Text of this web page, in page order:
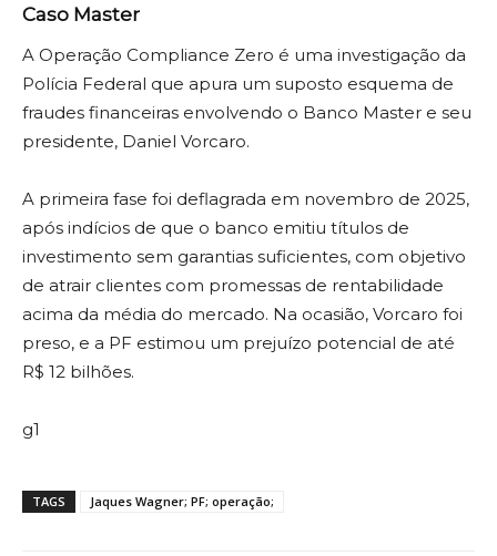
Caso Master
A Operação Compliance Zero é uma investigação da
Polícia Federal que apura um suposto esquema de
fraudes financeiras envolvendo o Banco Master e seu
presidente, Daniel Vorcaro.
A primeira fase foi deflagrada em novembro de 2025,
após indícios de que o banco emitiu títulos de
investimento sem garantias suficientes, com objetivo
de atrair clientes com promessas de rentabilidade
acima da média do mercado. Na ocasião, Vorcaro foi
preso, e a PF estimou um prejuízo potencial de até
R$ 12 bilhões.
g1
TAGS Jaques Wagner; PF; operação;